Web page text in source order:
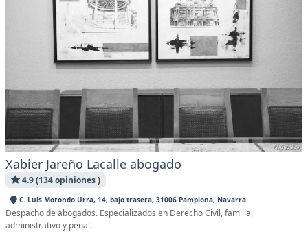
Xabier Jareño Lacalle abogado
4.9 (134 opiniones )
C. Luis Morondo Urra, 14, bajo trasera, 31006 Pamplona, Navarra
Despacho de abogados. Especializados en Derecho Civil, familia,
administrativo y penal.